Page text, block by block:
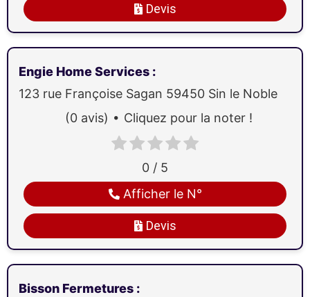
Devis
Engie Home Services :
123 rue Françoise Sagan 59450 Sin le Noble
Devis
Afficher le N°
0 / 5
(0 avis) Cliquez pour la noter !
Bisson Fermetures :